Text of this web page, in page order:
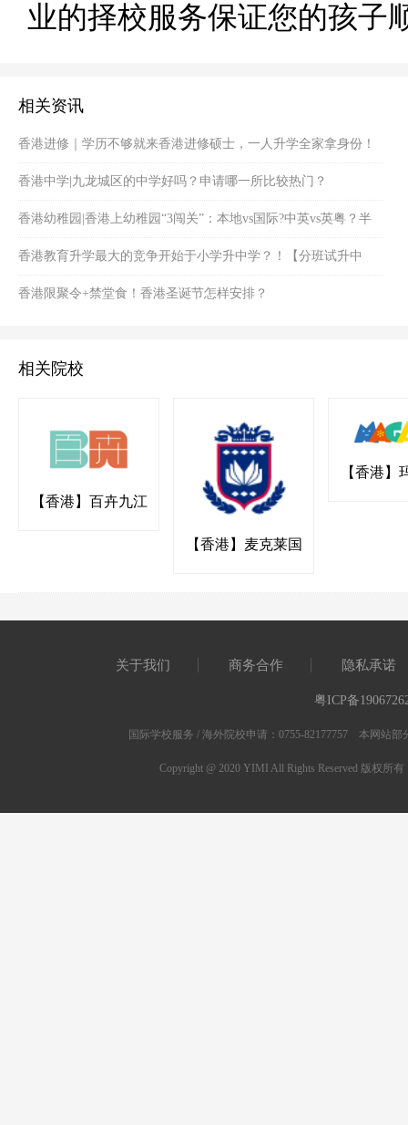
业的择校服务保证您的孩子
相关资讯
香港进修｜学历不够就来香港进修硕士，一人升学全家拿身份！
香港中学|九龙城区的中学好吗？申请哪一所比较热门？
香港幼稚园|香港上幼稚园“3闯关”：本地vs国际?中英vs英粤？半
天vs全天？
香港教育升学最大的竞争开始于小学升中学？！【分班试升中
班】来帮您！
香港限聚令+禁堂食！香港圣诞节怎样安排？
相关院校
【香港】百卉九江
【香港】麦克莱国
【香港】
关于我们 商务合作 隐私承诺
粤ICP备
国际学校服务 / 海外院校申请：0755-82177757 本网站
Copyright @ 2020 YIMI All Rights Reserved 版权所